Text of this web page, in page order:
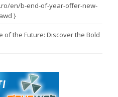
en/b-end-of-year-offer-new-
}
of the Future: Discover the Bold